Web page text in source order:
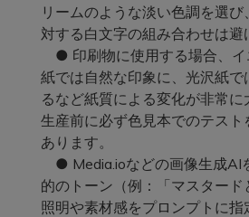
リームのような淡い色調を選
対する白文字の組み合わせは避
● 印刷物に使用する場合、イ
紙では自然な印象に、光沢紙で
るなど紙質による変化が非常
生産前に必ず色見本でのテス
あります。
● Media.ioなどの画像生成AI
的のトーン（例：「マスタード
照明や素材感をプロンプトに指